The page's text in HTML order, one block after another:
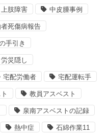
上肢障害 中皮腫事例
死傷病報告
手引き
労災隠し
宅配労働者 宅配運転手
教員アスベスト
泉南アスベストの記録
熱中症 石綿作業11